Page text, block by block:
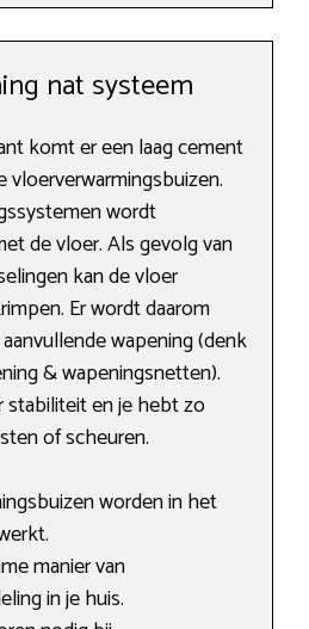
nat systeem
komt er een laag cement
wordt
de vloer. Als gevolg van
kan de vloer
Er wordt daarom
wapening (denk
& wapeningsnetten).
en je hebt zo
of scheuren.
worden in het
manier van
in je huis.